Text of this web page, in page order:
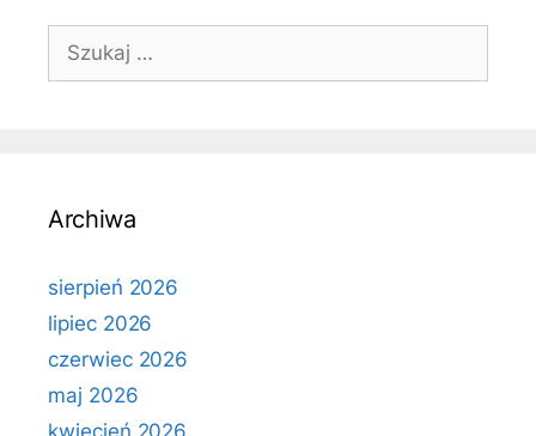
Szukaj:
Archiwa
sierpień 2026
lipiec 2026
czerwiec 2026
maj 2026
kwiecień 2026